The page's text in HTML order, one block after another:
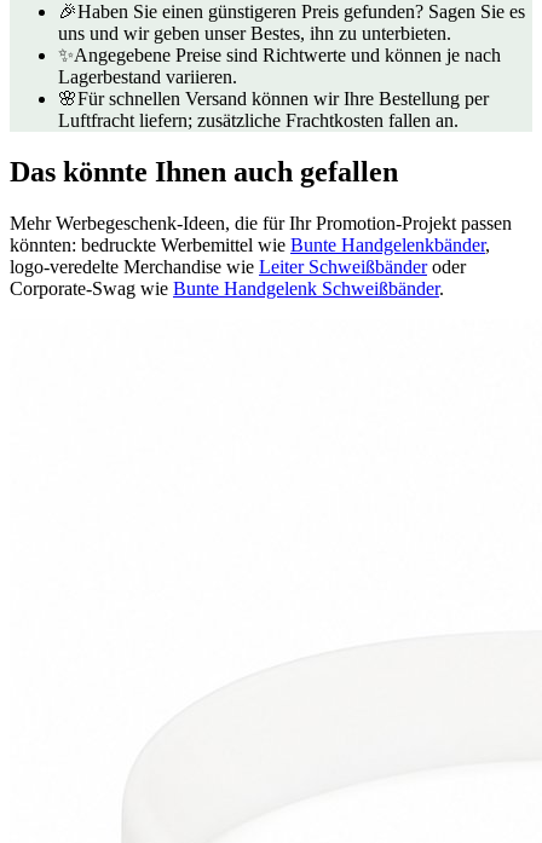
🎉Haben Sie einen günstigeren Preis gefunden? Sagen Sie es
uns und wir geben unser Bestes, ihn zu unterbieten.
✨Angegebene Preise sind Richtwerte und können je nach
Lagerbestand variieren.
🌸Für schnellen Versand können wir Ihre Bestellung per
Luftfracht liefern; zusätzliche Frachtkosten fallen an.
Das könnte Ihnen auch gefallen
Mehr Werbegeschenk-Ideen, die für Ihr Promotion-Projekt passen
könnten: bedruckte Werbemittel wie Bunte Handgelenkbänder,
logo-veredelte Merchandise wie Leiter Schweißbänderoder
Corporate-Swag wie Bunte Handgelenk Schweißbänder.